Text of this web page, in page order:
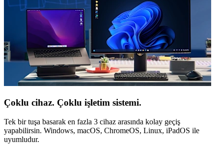
Çoklu cihaz. Çoklu işletim sistemi.
Tek bir tuşa basarak en fazla 3 cihaz arasında kolay geçiş
yapabilirsin. Windows, macOS, ChromeOS, Linux, iPadOS ile
uyumludur.